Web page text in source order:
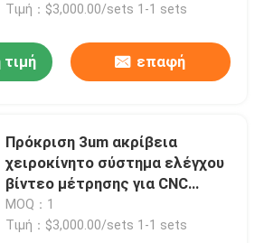
μας
Τιμή：$3,000.00/sets 1-1 sets
επαφή
Πρόκριση 3um ακρίβεια
χειροκίνητο σύστημα ελέγχου
βίντεο μέτρησης για CNC
φρεσκάρισμα μέρη
MOQ：1
Τιμή：$3,000.00/sets 1-1 sets